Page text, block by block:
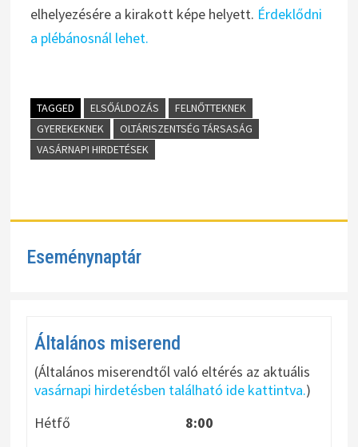
elhelyezésére a kirakott képe helyett. Érdeklődni
a plébánosnál lehet.
TAGGED ELSŐÁLDOZÁS
FELNŐTTEKNEK
GYEREKEKNEK
OLTÁRISZENTSÉG TÁRSASÁG
VASÁRNAPI HIRDETÉSEK
Eseménynaptár
Általános miserend
(Általános miserendtől való eltérés az aktuális
vasárnapi hirdetésben található ide kattintva.)
Hétfő
8:00